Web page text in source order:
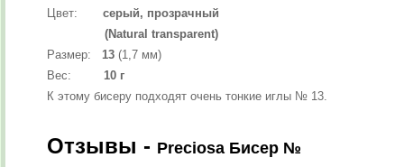
Цвет:
серый, прозрачный
(Natural transparent)
Размер:
13 (1,7 мм)
Вес:
10 г
К этому бисеру подходят очень тонкие иглы № 13.
Отзывы - Preciosa Бисер №